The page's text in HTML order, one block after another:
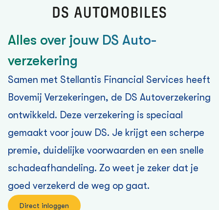
Alles over jouw DS Auto­
verzekering
Samen met Stellantis Financial Services heeft
Bovemij Verzekeringen, de DS Auto­verzekering
ontwikkeld. Deze verzekering is speciaal
gemaakt voor jouw DS. Je krijgt een scherpe
premie, duidelijke voorwaarden en een snelle
schadeafhandeling. Zo weet je zeker dat je
goed verzekerd de weg op gaat.
Direct inloggen